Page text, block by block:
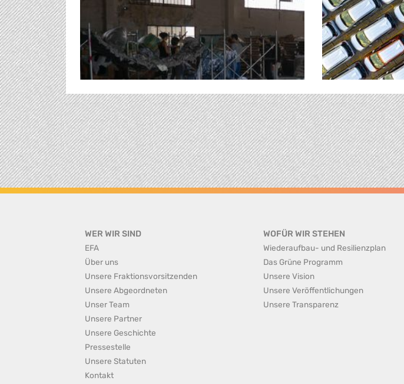
WER WIR SIND
EFA
Über uns
Unsere Fraktionsvorsitzenden
Unsere Abgeordneten
Unser Team
Unsere Partner
Unsere Geschichte
Pressestelle
Unsere Statuten
Kontakt
WOFÜR WIR STEHEN
Wiederaufbau- und Resilienzplan
Das Grüne Programm
Unsere Vision
Unsere Veröffentlichungen
Unsere Transparenz